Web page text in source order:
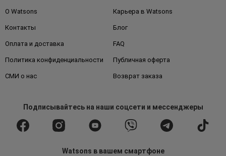
О Watsons Карьера в Watsons
Контакты Блог
Оплата и доставка FAQ
Политика конфиденциальности Публичная оферта
СМИ о нас Возврат заказа
Подписывайтесьна наши соцсети и мессенджеры
Watsons в вашем смартфоне